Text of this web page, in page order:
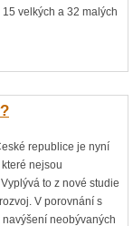
velkých a 32 malých
republice je nyní
nejsou
to z nové studie
V porovnání s
neobývaných